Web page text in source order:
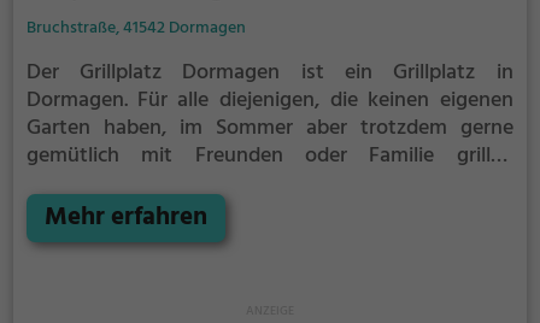
Bruchstraße, 41542 Dormagen
Der Grillplatz Dormagen ist ein Grillplatz in
Dormagen. Für alle diejenigen, die keinen eigenen
Garten haben, im Sommer aber trotzdem gerne
gemütlich mit Freunden oder Familie grillen
große Vorteil des Grillplatzes: keine Nachbarn. Hier
kann eine Feier ruhig auch mal bis spät in die Nacht
Mehr erfahren